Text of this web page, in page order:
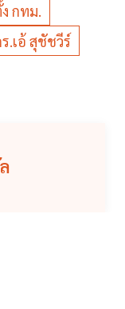
กทม.
.เอ้ สุชัชวีร์